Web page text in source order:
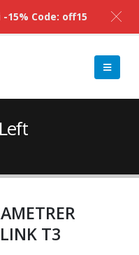
T3
15% Code: off15